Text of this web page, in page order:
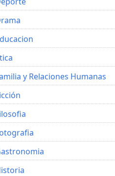
y Relaciones Humanas